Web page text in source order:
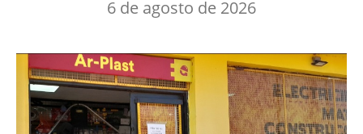
6 de agosto de 2026